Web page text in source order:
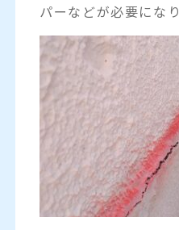
パーなどが必要になり